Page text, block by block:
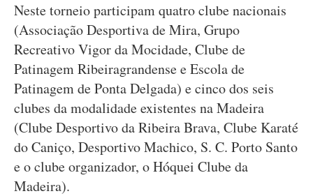
Neste torneio participam quatro clube nacionais
(Associação Desportiva de Mira, Grupo
Recreativo Vigor da Mocidade, Clube de
Patinagem Ribeiragrandense e Escola de
Patinagem de Ponta Delgada) e cinco dos seis
clubes da modalidade existentes na Madeira
(Clube Desportivo da Ribeira Brava, Clube Karaté
do Caniço, Desportivo Machico, S. C. Porto Santo
e o clube organizador, o Hóquei Clube da
Madeira).